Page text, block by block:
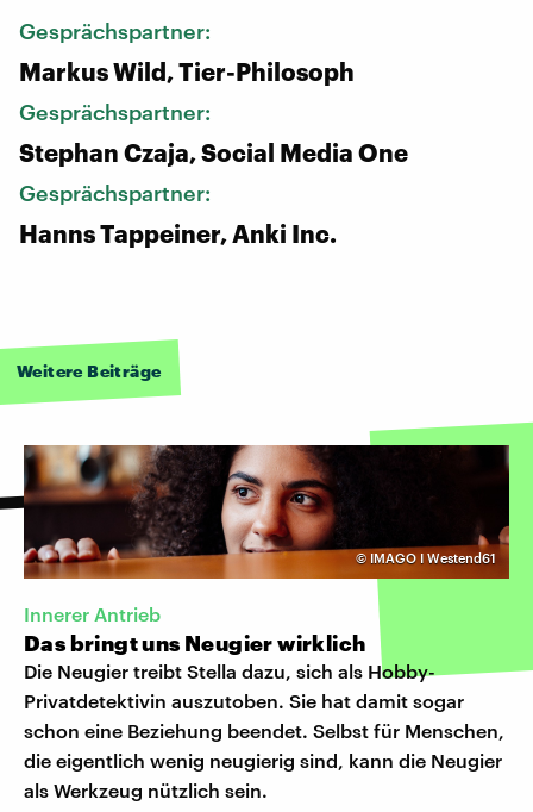
Gesprächspartner:
Markus Wild, Tier-Philosoph
Gesprächspartner:
Stephan Czaja, Social Media One
Gesprächspartner:
Hanns Tappeiner, Anki Inc.
Weitere Beiträge
© IMAGO I Westend61
Innerer Antrieb
Das bringt uns Neugier wirklich
Die Neugier treibt Stella dazu, sich als Hobby-
Privatdetektivin auszutoben. Sie hat damit sogar
schon eine Beziehung beendet. Selbst für Menschen,
die eigentlich wenig neugierig sind, kann die Neugier
als Werkzeug nützlich sein.